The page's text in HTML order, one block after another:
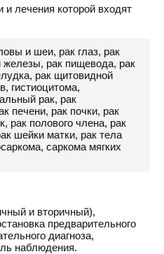
и лечения которой входят
и шеи, рак глаз, рак
железы, рак пищевода, рак
рак щитовидной
гистиоцитома,
рак, рак
печени, рак почки, рак
рак полового члена, рак
шейки матки, рак тела
саркома мягких
и вторичный),
предварительного
диагноза,
наблюдения.